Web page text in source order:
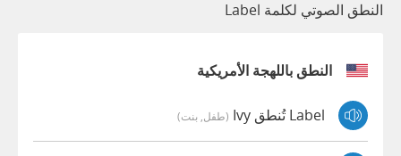
النطق الصوتي لكلمة Label
النطق باللهجة الأمريكية
Label تُنطق Ivy (طفل, بنت)